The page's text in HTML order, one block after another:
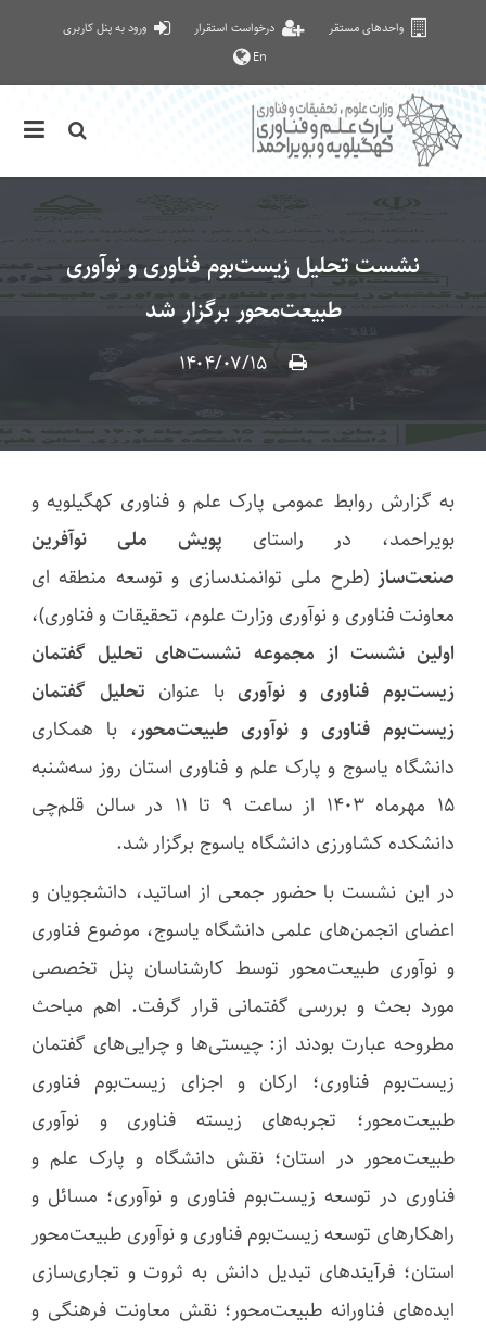
واحدهای مستقر درخواست استقرار
ورود به پنل کاربری
En
نشست تحلیل زیست‌بوم فناوری و نوآوری
طبیعت‌محور برگزار شد
۱۴۰۴/۰۷/۱۵
به گزارش روابط عمومی پارک علم و فناوری کهگیلویه و
بویراحمد، در راستای پویش ملی نوآفرین
صنعت‌ساز (طرح ملی توانمندسازی و توسعه منطقه ای
معاونت فناوری و نوآوری وزارت علوم، تحقیقات و فناوری)،
اولین نشست از مجموعه نشست‌های تحلیل گفتمان
زیست‌بوم فناوری و نوآوری با عنوان تحلیل گفتمان
زیست‌بوم فناوری و نوآوری طبیعت‌محور، با همکاری
دانشگاه یاسوج و پارک علم و فناوری استان روز سه‌شنبه
15 مهرماه 1403 از ساعت 9 تا 11 در سالن قلم‌چی
دانشکده کشاورزی دانشگاه یاسوج برگزار شد.
در این نشست با حضور جمعی از اساتید، دانشجویان و
اعضای انجمن‌های علمی دانشگاه یاسوج، موضوع فناوری
و نوآوری طبیعت‌محور توسط کارشناسان پنل تخصصی
مورد بحث و بررسی گفتمانی قرار گرفت. اهم مباحث
مطروحه عبارت بودند از: چیستی‌ها و چرایی‌های گفتمان
زیست‌بوم فناوری؛ ارکان و اجزای زیست‌بوم فناوری
طبیعت‌محور؛ تجربه‌های زیسته فناوری و نوآوری
طبیعت‌محور در استان؛ نقش دانشگاه و پارک علم و
فناوری در توسعه زیست‌بوم فناوری و نوآوری؛ مسائل و
راهکارهای توسعه زیست‌بوم فناوری و نوآوری طبیعت‌محور
استان؛ فرآیندهای تبدیل دانش به ثروت و تجاری‌سازی
ایده‌های فناورانه طبیعت‌محور؛ نقش معاونت فرهنگی و